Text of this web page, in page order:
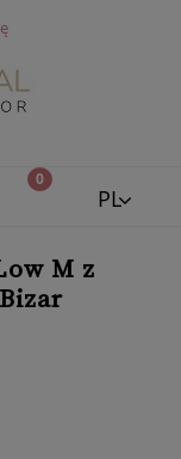
PL
M z